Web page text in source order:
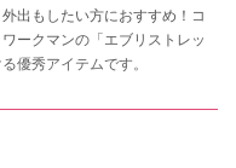
出もしたい方におすすめ！コ
ークマンの「エブリストレッ
優秀アイテムです。